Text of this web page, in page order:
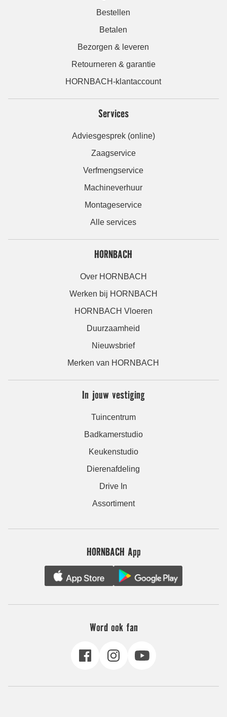
Bestellen
Betalen
Bezorgen & leveren
Retourneren & garantie
HORNBACH-klantaccount
Services
Adviesgesprek (online)
Zaagservice
Verfmengservice
Machineverhuur
Montageservice
Alle services
HORNBACH
Over HORNBACH
Werken bij HORNBACH
HORNBACH Vloeren
Duurzaamheid
Nieuwsbrief
Merken van HORNBACH
In jouw vestiging
Tuincentrum
Badkamerstudio
Keukenstudio
Dierenafdeling
Drive In
Assortiment
HORNBACH App
Word ook fan